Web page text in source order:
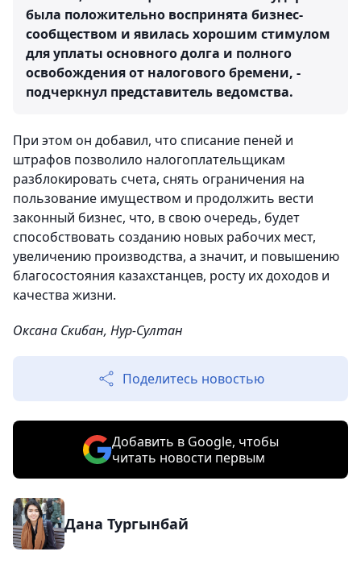
была положительно воспринята бизнес-
сообществом и явилась хорошим стимулом
для уплаты основного долга и полного
освобождения от налогового бремени, -
подчеркнул представитель ведомства.
При этом он добавил, что списание пеней и
штрафов позволило налогоплательщикам
разблокировать счета, снять ограничения на
пользование имуществом и продолжить вести
законный бизнес, что, в свою очередь, будет
способствовать созданию новых рабочих мест,
увеличению производства, а значит, и повышению
благосостояния казахстанцев, росту их доходов и
качества жизни.
Оксана Скибан, Нур-Султан
Поделитесь новостью
Добавить в Google, чтобы
читать новости первым
Дана Тургынбай